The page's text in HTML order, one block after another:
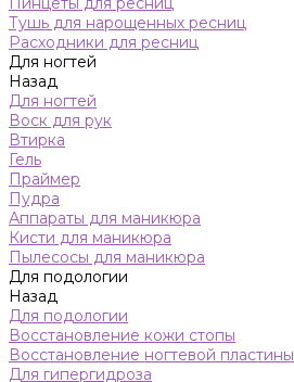
Тушь для нарощенных ресниц
Расходники для ресниц
Для ногтей
Назад
Для ногтей
Воск для рук
Втирка
Гель
Праймер
Пудра
Аппараты для маникюра
Кисти для маникюра
Пылесосы для маникюра
Для подологии
Назад
Для подологии
Восстановление кожи стопы
Восстановление ногтевой пластины
Для гипергидроза